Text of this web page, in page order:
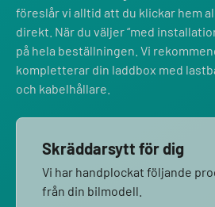
föreslår vi alltid att du klickar hem
direkt. När du väljer “med
på hela beställningen. Vi
kompletterar din laddbox med
och kabelhållare.
Skräddarsytt för dig
Vi har handplockat följande
från din bilmodell.